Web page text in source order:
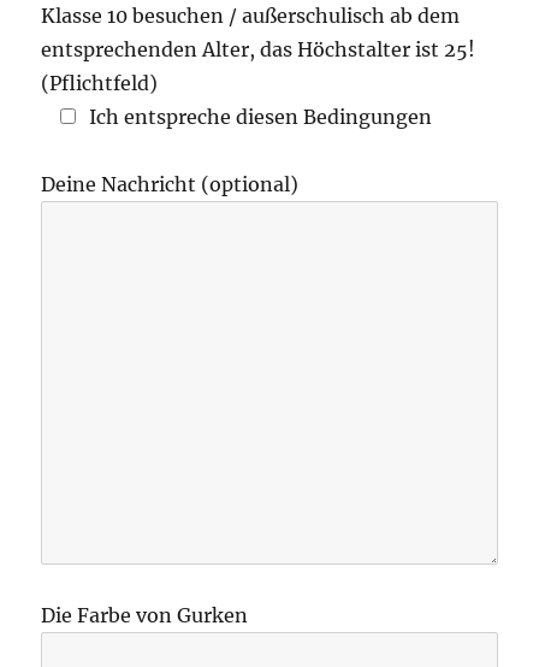
Klasse 10 besuchen / außerschulisch ab dem
entsprechenden Alter, das Höchstalter ist 25!
(Pflichtfeld)
Ich entspreche diesen Bedingungen
Deine Nachricht (optional)
Die Farbe von Gurken